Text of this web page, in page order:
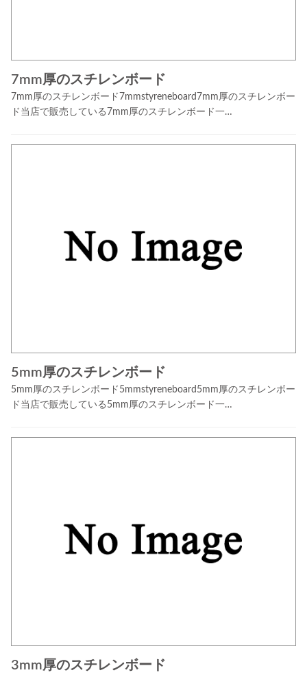
7mm厚のスチレンボード
7mm厚のスチレンボード7mmstyreneboard7mm厚のスチレンボー
ド当店で販売している7mm厚のスチレンボード一…
5mm厚のスチレンボード
5mm厚のスチレンボード5mmstyreneboard5mm厚のスチレンボー
ド当店で販売している5mm厚のスチレンボード一…
3mm厚のスチレンボード